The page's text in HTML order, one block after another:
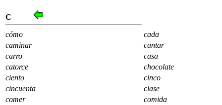
C
cómo
cada
caminar
cantar
carro
casa
catorce
chocolate
ciento
cinco
cincuenta
clase
comer
comida